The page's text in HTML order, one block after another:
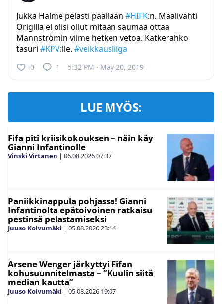
Jukka Halme pelasti päällään #HIFK:n. Maalivahti
Origilla ei olisi ollut mitään saumaa ottaa
Mannströmin viime hetken vetoa. Katkerahko
tasuri #KPV:lle. #veikkausliiga
0 1 5:32 PM · May 20, 2019
LUE MYÖS:
Fifa piti kriisikokouksen – näin käy
Gianni Infantinolle
Vinski Virtanen | 06.08.202607:37
Paniikkinappula pohjassa! Gianni
Infantinolta epätoivoinen ratkaisu
pestinsä pelastamiseksi
Juuso Koivumäki | 05.08.202623:14
Arsene Wenger järkyttyi Fifan
kohusuunnitelmasta – ”Kuulin siitä
median kautta”
Juuso Koivumäki | 05.08.2026 19:07